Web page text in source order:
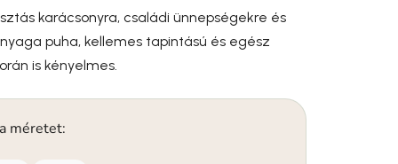
karácsonyra, családi ünnepségekre és
puha, kellemes tapintású és egész
is kényelmes.
méretet: